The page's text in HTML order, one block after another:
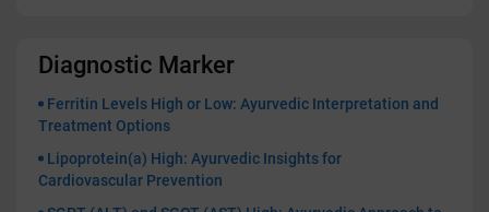
Diagnostic Marker
Ferritin Levels High or Low: Ayurvedic Interpretation and
Treatment Options
Lipoprotein(a) High: Ayurvedic Insights for
Cardiovascular Prevention